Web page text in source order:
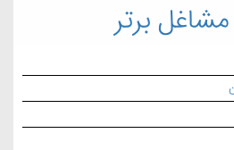
برتر